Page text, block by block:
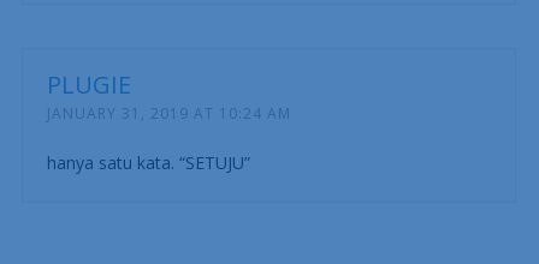
PLUGIE
JANUARY 31, 2019 AT 10:24 AM
hanya satu kata. “SETUJU”